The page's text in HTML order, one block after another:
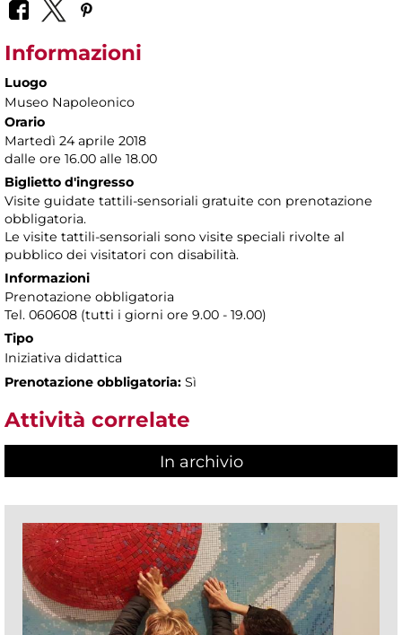
Informazioni
Luogo
Museo Napoleonico
Orario
Martedì 24 aprile 2018
dalle ore 16.00 alle 18.00
Biglietto d'ingresso
Visite guidate tattili-sensoriali gratuite con prenotazione
obbligatoria.
Le visite tattili-sensoriali sono visite speciali rivolte al
pubblico dei visitatori con disabilità.
Informazioni
Prenotazione obbligatoria
Tel. 060608 (tutti i giorni ore 9.00 - 19.00)
Tipo
Iniziativa didattica
Prenotazione obbligatoria: Sì
Attività correlate
In archivio